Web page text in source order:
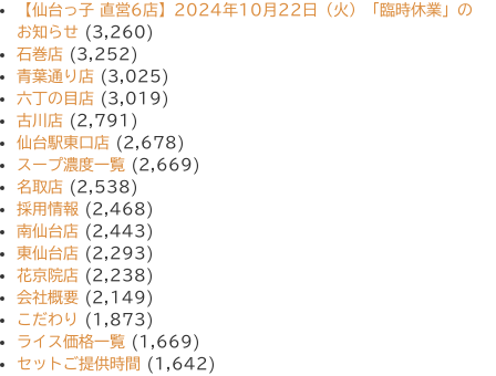
【仙台っ子 直営6店】2024年10月22日（火）「臨時休業」の
お知らせ (3,260)
石巻店 (3,252)
青葉通り店 (3,025)
六丁の目店 (3,019)
古川店 (2,791)
仙台駅東口店 (2,678)
スープ濃度一覧 (2,669)
名取店 (2,538)
採用情報 (2,468)
南仙台店 (2,443)
東仙台店 (2,293)
花京院店 (2,238)
会社概要 (2,149)
こだわり
(1,873)
ライス価格一覧 (1,669)
セットご提供時間
(1,642)